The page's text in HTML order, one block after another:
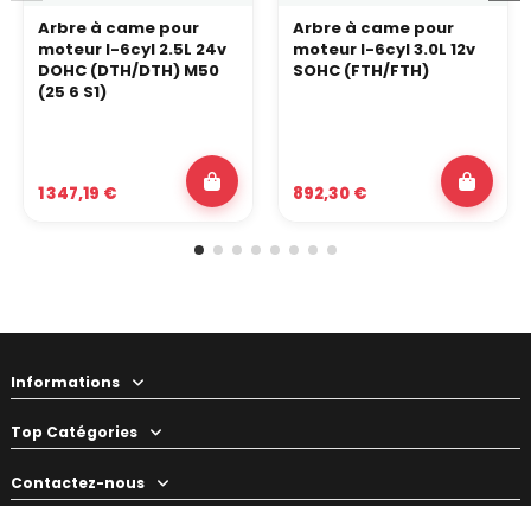
Arbre à came pour
moteur I-6cyl 2.5L 24v
DOHC (DTH/DTH) M50
(25 6 S1)
1 347,19 €
Arbre à came pour
moteur I-6cyl 3.0L 12v
SOHC (FTH/FTH)
892,30 €
Informations
Top Catégories
Contactez-nous